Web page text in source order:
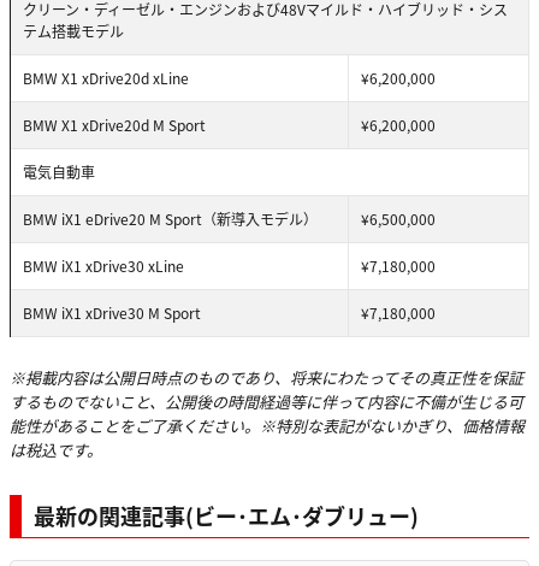
クリーン・ディーゼル・エンジンおよび48Vマイルド・ハイブリッド・シス
テム搭載モデル
BMW X1 xDrive20d xLine ¥6,200,000
BMW X1 xDrive20d M Sport ¥6,200,000
電気自動車
BMW iX1 eDrive20 M Sport（新導入モデル） ¥6,500,000
BMW iX1 xDrive30 xLine ¥7,180,000
BMW iX1 xDrive30 M Sport ¥7,180,000
※掲載内容は公開日時点のものであり、将来にわたってその真正性を保証
するものでないこと、公開後の時間経過等に伴って内容に不備が生じる可
能性があることをご了承ください。※特別な表記がないかぎり、価格情報
は税込です。
最新の関連記事(ビー･エム･ダブリュー)